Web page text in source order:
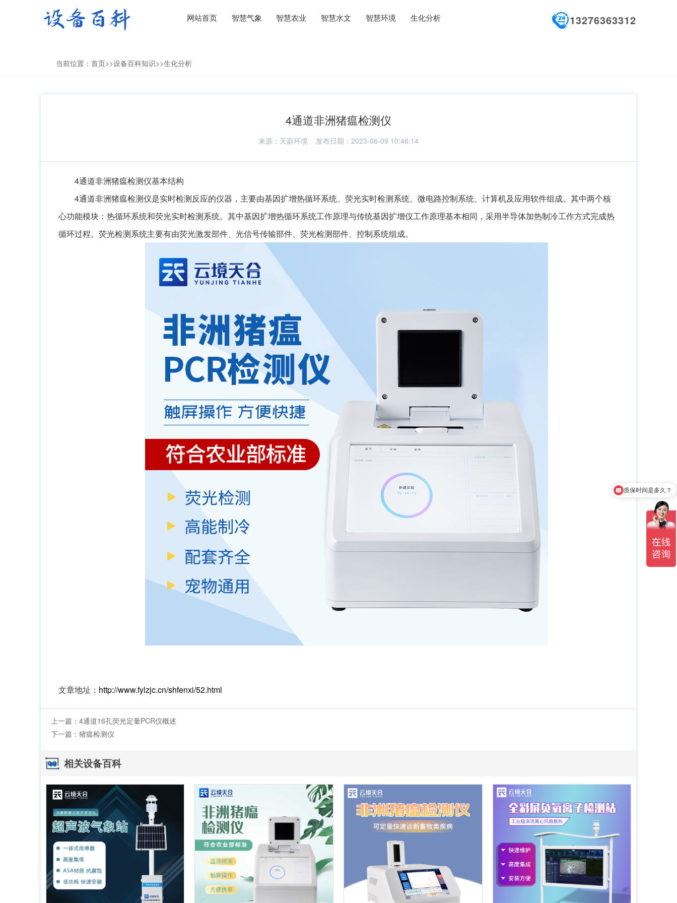
13276363312
网站首页 智慧气象 智慧农业 智慧水文 智慧环境 生化分析
当前位置： 首页>>设备百科知识>>生化分析
4通道非洲猪瘟检测仪
来源： 天蔚环境 发布日期：2023-06-09 10:46:14
4通道非洲猪瘟检测仪基本结构
4通道非洲猪瘟检测仪是实时检测反应的仪器，主要由基因扩增热循环系统、荧光实时检测系统、微电路控制系统、计算机及应用软件组成。其中两个核
心功能模块：热循环系统和荧光实时检测系统。其中基因扩增热循环系统工作原理与传统基因扩增仪工作原理基本相同，采用半导体加热制冷工作方式完成热
循环过程。荧光检测系统主要有由荧光激发部件、光信号传输部件、荧光检测部件、控制系统组成。
文章地址： http://www.fylzjc.cn/shfenxi/52.html
上一篇： 4通道16孔荧光定量PCR仪概述
下一篇： 猪瘟检测仪
相关设备百科
质保时间是多久？